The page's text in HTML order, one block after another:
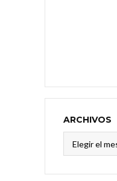
ARCHIVOS